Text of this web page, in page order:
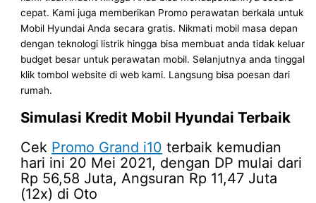
cepat. Kami juga memberikan Promo perawatan berkala untuk
Mobil Hyundai Anda secara gratis. Nikmati mobil masa depan
dengan teknologi listrik hingga bisa membuat anda tidak keluar
budget besar untuk perawatan mobil. Selanjutnya anda tinggal
klik tombol website di web kami. Langsung bisa poesan dari
rumah.
Simulasi Kredit Mobil Hyundai Terbaik
Cek Promo Grand i10 terbaik kemudian
hari ini 20 Mei 2021, dengan DP mulai dari
Rp 56,58 Juta, Angsuran Rp 11,47 Juta
(12x) di Oto